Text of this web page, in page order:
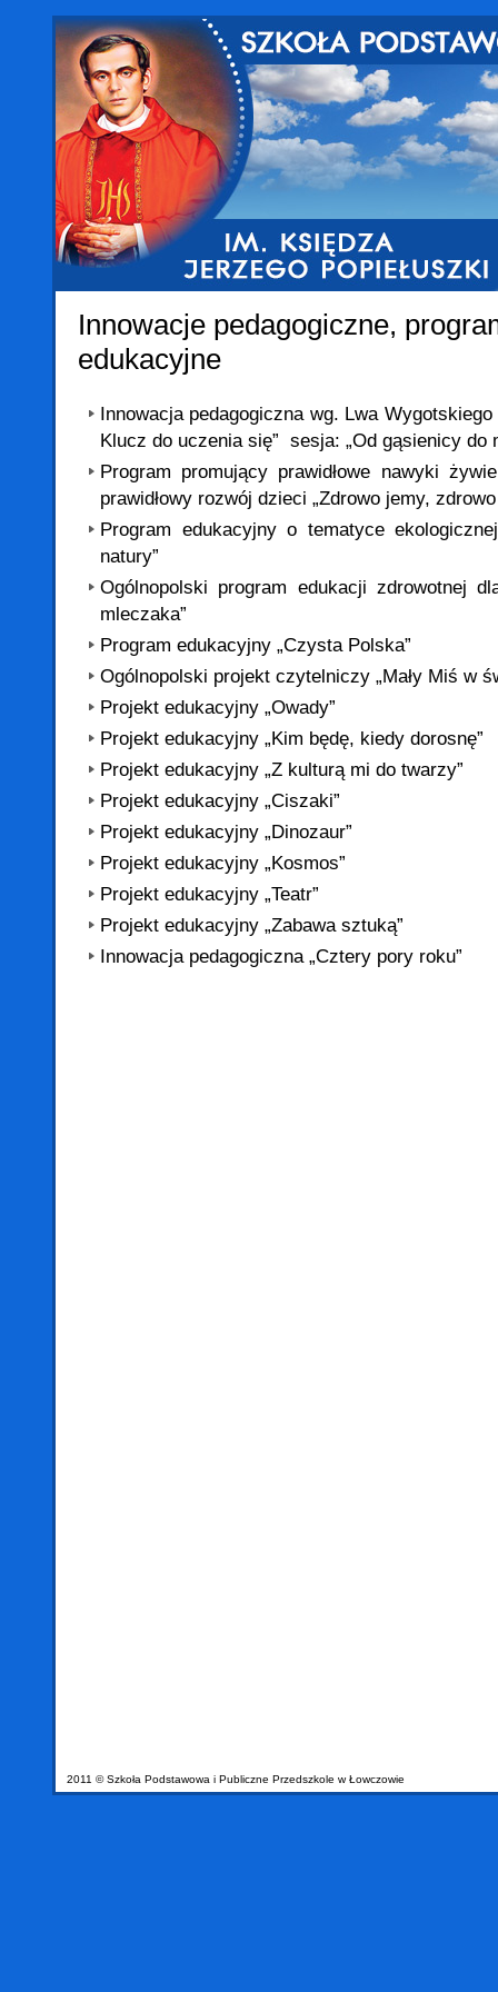
Innowacje pedagogiczne,
edukacyjne
Innowacja pedagogiczna wg. Lwa
Klucz do uczenia się” sesja: „Od gąsienicy do
Program promujący prawidłowe nawyki
prawidłowy rozwój dzieci „Zdrowo jemy,
Program edukacyjny o tematyce
natury”
Ogólnopolski program edukacji zdrowotnej
mleczaka”
Program edukacyjny „Czysta Polska”
Ogólnopolski projekt czytelniczy „Mały Miś w
Projekt edukacyjny „Owady”
Projekt edukacyjny „Kim będę, kiedy dorosnę”
Projekt edukacyjny „Z kulturą mi do twarzy”
Projekt edukacyjny „Ciszaki”
Projekt edukacyjny „Dinozaur”
Projekt edukacyjny „Kosmos”
Projekt edukacyjny „Teatr”
Projekt edukacyjny „Zabawa sztuką”
Innowacja pedagogiczna „Cztery pory roku”
2011 © Szkoła Podstawowa i Publiczne Przedszkole w Łowczowie